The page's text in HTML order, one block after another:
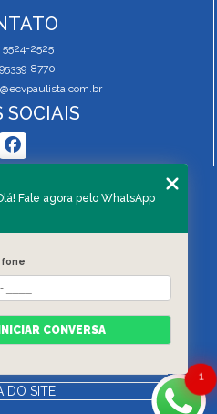
5524-2525
8770
SOCIAIS
SOMOS
BLOG
DE VISTORIA
DO SITE
1
Fale agora pelo WhatsApp
INICIAR CONVERSA